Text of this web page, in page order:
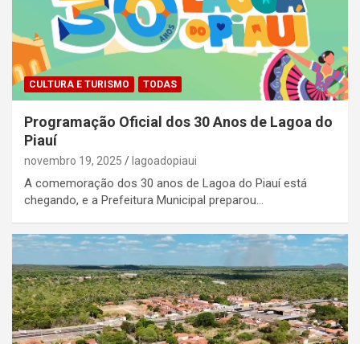
CULTURA E TURISMO TODAS
Programação Oficial dos 30 Anos de Lagoa do
Piauí
novembro 19, 2025 lagoadopiaui
A comemoração dos 30 anos de Lagoa do Piauí está
chegando, e a Prefeitura Municipal preparou…